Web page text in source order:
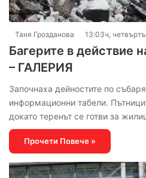
Таня Грозданова 13:03ч,
Багерите в действие
– ГАЛЕРИЯ
Започнаха дейностите по
информационни табели.
докато теренът се готви за
Прочети Повече »